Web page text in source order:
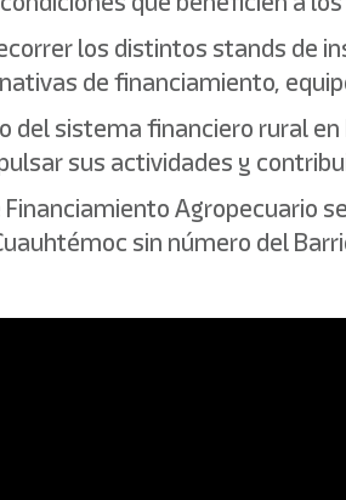
los distintos stands de
de financiamiento,
sistema financiero rural
sus actividades y
Agropecuario
sin número del